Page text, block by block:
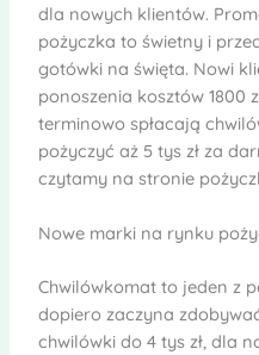
dla nowych klientów.
pożyczka to świetny i
gotówki na święta. Nowi
ponoszenia kosztów 1800
terminowo spłacają
pożyczyć aż 5 tys zł za
czytamy na stronie
Nowe marki na rynku
Chwilówkomat to jeden z
dopiero zaczyna
chwilówki do 4 tys zł, dla